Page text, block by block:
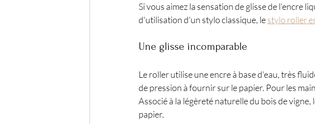
Si vous aimez la sensation de glisse de l'encre
d'utilisation d'un stylo classique, le stylo roller
Une glisse incomparable
Le roller utilise une encre à base d'eau, très
de pression à fournir sur le papier. Pour les
Associé à la légèreté naturelle du bois de
papier.